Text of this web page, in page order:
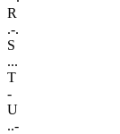
R
.-.
S
...
T
-
U
..-